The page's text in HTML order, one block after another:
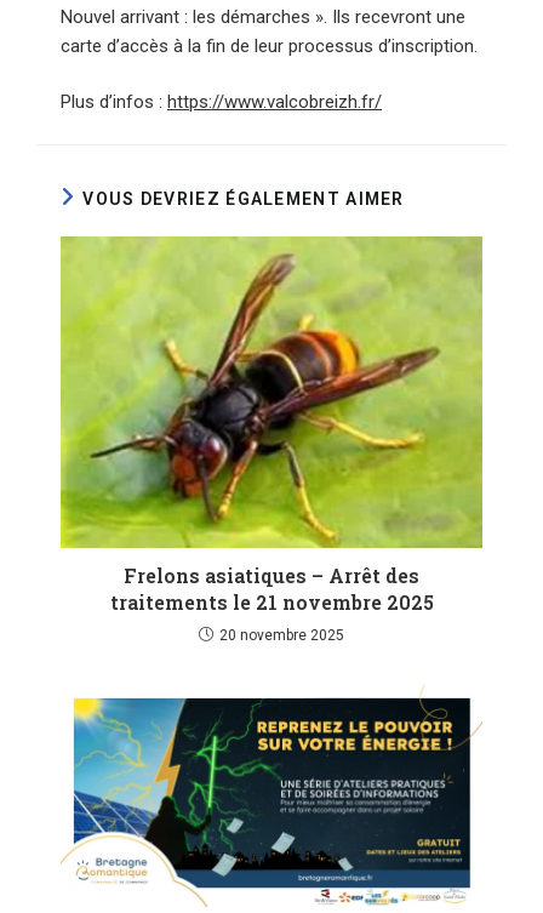
Nouvel arrivant : les démarches ». Ils recevront une
carte d’accès à la fin de leur processus d’inscription.
Plus d’infos : https://www.valcobreizh.fr/
VOUS DEVRIEZ ÉGALEMENT AIMER
Frelons asiatiques – Arrêt des
traitements le 21 novembre 2025
20 novembre 2025